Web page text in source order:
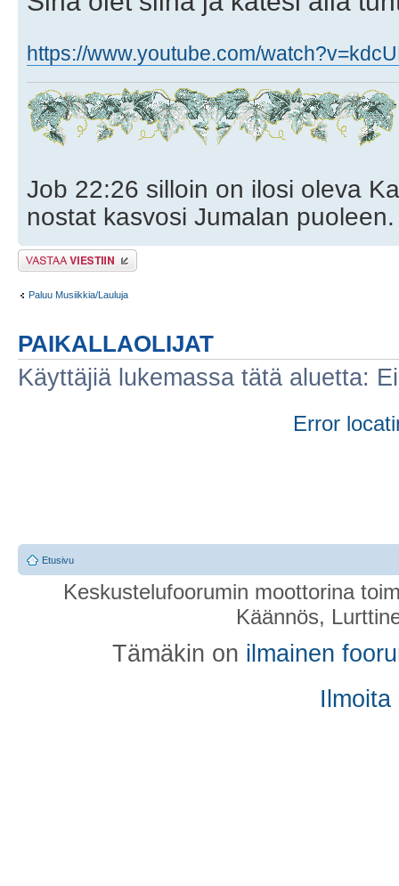
https://www.youtube.com/
Job 22:26 silloin on ilosi oleva
nostat kasvosi Jumalan puoleen.
Lähetä vastaus
Paluu Musiikkia/Lauluja
PAIKALLAOLIJAT
Käyttäjiä lukemassa tätä aluetta:
Error
Etusivu
Keskustelufoorumin moottorina
Käännös,
Tämäkin on ilmainen